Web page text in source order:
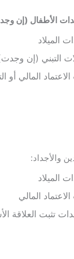
الأطفال (إن
الميلاد
التبني (إن
الاعتماد المالي أو
والأجداد:
الميلاد
الاعتماد المالي
تثبت العلاقة